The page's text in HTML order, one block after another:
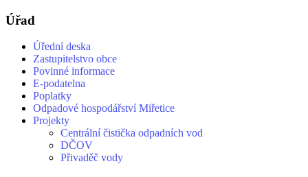
Úřad
Úřední deska
Zastupitelstvo obce
Povinné informace
E-podatelna
Poplatky
Odpadové hospodářství Miřetice
Projekty
Centrální čistička odpadních vod
DČOV
Přivaděč vody